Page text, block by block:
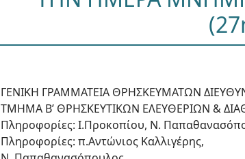
ΓΕΝΙΚΗ ΓΡΑΜΜΑΤΕΙΑ ΘΡΗΣΚΕΥΜΑΤΩΝ
ΤΜΗΜΑ Β’ ΘΡΗΣΚΕΥΤΙΚΩΝ ΕΛΕΥΘΕΡΙΩΝ &
Πληροφορίες: Ι.Προκοπίου, Ν.
Πληροφορίες: π.Αντώνιος Καλλιγέρης,